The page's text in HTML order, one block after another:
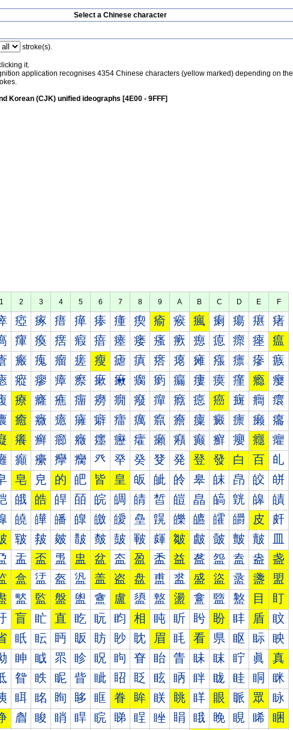
Select a Chinese character
stroke(s).
it.
application recognises 4354 Chinese characters (yellow marked) depending on the
Korean (CJK) unified ideographs [4E00 - 9FFF]
1 2 3 4 5 6 7 8 9 A B C D E F
瘂 瘃 瘄 瘅 瘆 瘇 瘈 瘉 瘊 瘋 瘌 瘍 瘎 瘏
瘒 瘓 瘔 瘕 瘖 瘗 瘘 瘙 瘚 瘛 瘜 瘝 瘞 瘟
瘢 瘣 瘤 瘥 瘦 瘧 瘨 瘩 瘪 瘫 瘬 瘭 瘮 瘯
瘲 瘳 瘴 瘵 瘶 瘷 瘸 瘹 瘺 瘻 瘼 瘽 瘾 瘿
療 癃 癄 癅 癆 癇 癈 癉 癊 癋 癌 癍 癎 癏
癒 癓 癔 癕 癖 癗 癘 癙 癚 癛 癜 癝 癞 癟
癢 癣 癤 癥 癦 癧 癨 癩 癪 癫 癬 癭 癮 癯
癲 癳 癴 癵 癶 癷 癸 癹 発 登 發 白 百 癿
皂 皃 的 皅 皆 皇 皈 皉 皊 皋 皌 皍 皎 皏
皒 皓 皔 皕 皖 皗 皘 皙 皚 皛 皜 皝 皞 皟
皢 皣 皤 皥 皦 皧 皨 皩 皪 皫 皬 皭 皮 皯
皲 皳 皴 皵 皶 皷 皸 皹 皺 皻 皼 皽 皾 皿
盂 盃 盄 盅 盆 盇 盈 盉 益 盋 盌 盍 盎 盏
盒 盓 盔 盕 盖 盗 盘 盙 盚 盛 盜 盝 盞 盟
盢 監 盤 盥 盦 盧 盨 盩 盪 盫 盬 盭 目 盯
盲 盳 直 盵 盶 盷 相 盹 盺 盻 盼 盽 盾 盿
眂 眃 眄 眅 眆 眇 眈 眉 眊 看 県 眍 眎 眏
眒 眓 眔 眕 眖 眗 眘 眙 眚 眛 眜 眝 眞 真
眢 眣 眤 眥 眦 眧 眨 眩 眪 眫 眬 眭 眮 眯
眲 眳 眴 眵 眶 眷 眸 眹 眺 眻 眼 眽 眾 眿
睂 睃 睄 睅 睆 睇 睈 睉 睊 睋 睌 睍 睎 睏